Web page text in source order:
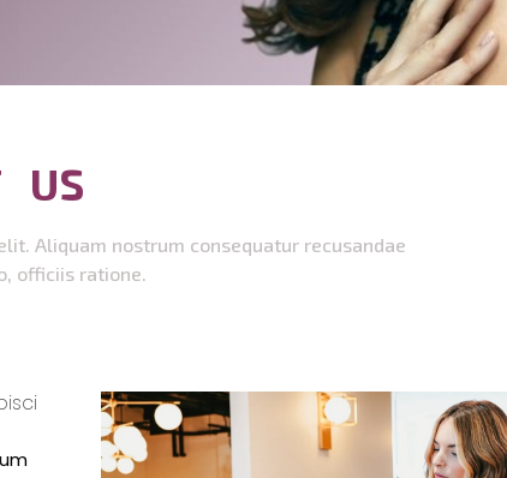
US
Aliquam nostrum consequatur recusandae
officiis ratione.